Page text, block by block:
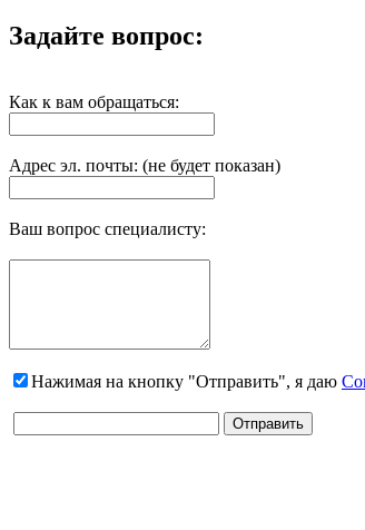
Задайте вопрос:
Как к вам обращаться:
Адрес эл. почты: (не будет показан)
Ваш вопрос специалисту:
Нажимая на кнопку "Отправить", я даю